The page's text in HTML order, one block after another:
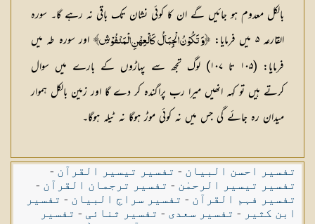
بالکل معدوم ہو جائیں گے ان کا کوئی نشان تک باقی نہ رہے گا۔ سورہ
القارعہ ۵ میں فرمایا:
﴿وَ تَكُوْنُ الْجِبَالُ كَالْعِهْنِ الْمَنْفُوْشِ﴾ اور سورہ طہ میں
فرمایا: (۱۰۵ تا ۱۰۷) لوگ تجھ سے پہاڑوں کے بارے میں سوال
کرتے ہیں تو کہہ انھیں میرا رب پراگندہ کر دے گا اور زمین بالکل ہموار
میدان رہ جائے گی جس میں نہ کوئی موڑ ہوگا نہ ٹیلہ ہوگا۔
تفسیر احسن البیان - تفسیر تیسیر القرآن -
تفسیر تیسیر الرحمٰن - تفسیر ترجمان القرآن -
تفسیر فہم القرآن - تفسیر سراج البیان - تفسیر
ابن کثیر - تفسیر سعدی - تفسیر ثنائی - تفسیر